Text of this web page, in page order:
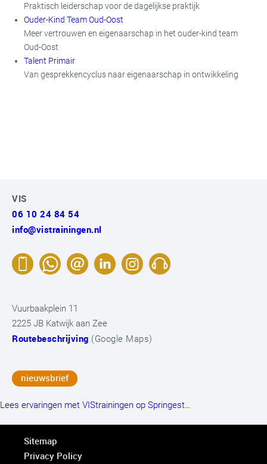
Praktisch leiderschap voor de dagelijkse praktijk
Ouder-Kind Team Oud-Oost
Meer vertrouwen en eigenaarschap in het ouder-kind team
Oud-Oost
Talent Primair
Van gesprekkencyclus naar eigenaarschap in ontwikkeling
VIS
06 10 24 84 54
info@vistrainingen.nl
Vuurbaakplein 11
2225 JB Katwijk aan Zee
Routebeschrijving (Google Maps)
nieuwsbrief
Lees ervaringen met VIStrainingen op Springest…
Sitemap
Privacy Policy